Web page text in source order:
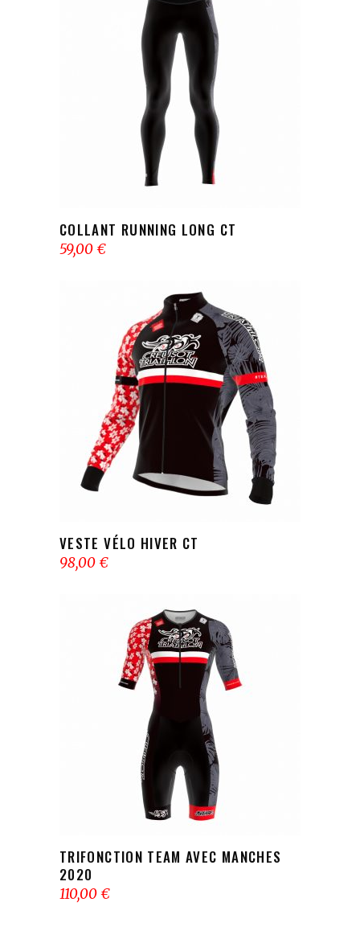
AJOUTER AU PANIER
COLLANT RUNNING LONG CT
59,00€
AJOUTER AU PANIER
VESTE VÉLO HIVER CT
98,00€
AJOUTER AU PANIER
TRIFONCTION TEAM AVEC MANCHES
2020
110,00€